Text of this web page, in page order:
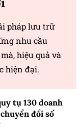
pháp lưu trữ
nhu cầu
hiệu quả và
hiện đại.
tụ 130 doanh
đổi số